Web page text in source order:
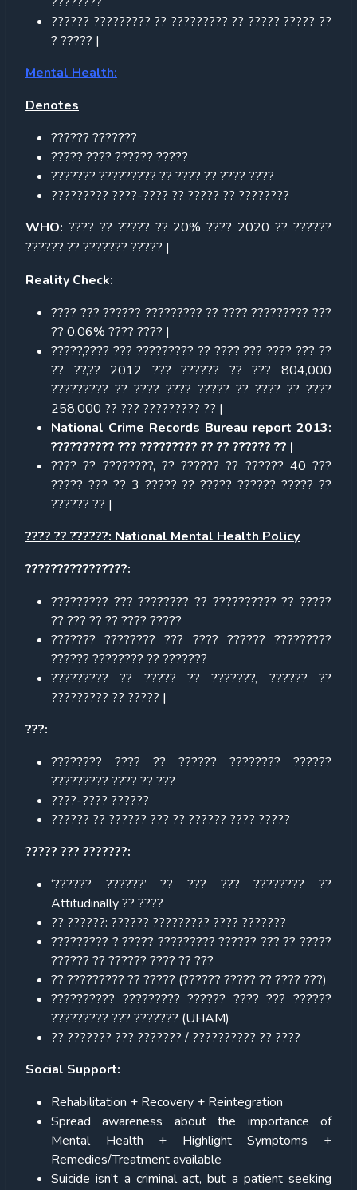
?????? ????????? ?? ????????? ?? ????? ????? ??
? ????? |
Mental Health:
Denotes
?????? ???????
????? ???? ?????? ?????
??????? ????????? ?? ???? ?? ???? ????
????????? ????-???? ?? ????? ?? ????????
WHO: ???? ?? ????? ?? 20% ???? 2020 ?? ??????
?????? ?? ??????? ????? |
Reality Check:
???? ??? ?????? ????????? ?? ???? ????????? ???
?? 0.06% ???? ???? |
?????,???? ??? ????????? ?? ???? ??? ???? ??? ??
?? ??,?? 2012 ??? ?????? ?? ??? 804,000
????????? ?? ???? ???? ????? ?? ???? ?? ????
258,000 ?? ??? ????????? ?? |
National Crime Records Bureau report 2013:
?????????? ??? ????????? ?? ?? ?????? ?? |
???? ?? ????????, ?? ?????? ?? ?????? 40 ???
????? ??? ?? 3 ????? ?? ????? ?????? ????? ??
?????? ?? |
???? ?? ??????: National Mental Health Policy
????????????????:
????????? ??? ???????? ?? ?????????? ?? ?????
?? ??? ?? ?? ???? ?????
??????? ???????? ??? ???? ?????? ?????????
?????? ???????? ?? ???????
????????? ?? ????? ?? ???????, ?????? ??
????????? ?? ????? |
???:
???????? ???? ?? ?????? ???????? ??????
????????? ???? ?? ???
????-???? ??????
?????? ?? ?????? ??? ?? ?????? ???? ?????
????? ??? ???????:
‘?????? ??????’ ?? ??? ??? ???????? ??
Attitudinally ?? ????
?? ??????: ?????? ????????? ???? ???????
????????? ? ????? ????????? ?????? ??? ?? ?????
?????? ?? ?????? ???? ?? ???
?? ????????? ?? ????? (?????? ????? ?? ???? ???)
?????????? ????????? ?????? ???? ??? ??????
????????? ??? ??????? (UHAM)
?? ??????? ??? ??????? / ?????????? ?? ????
Social Support:
Rehabilitation + Recovery + Reintegration
Spread awareness about the importance of
Mental Health + Highlight Symptoms +
Remedies/Treatment available
Suicide isn’t a criminal act, but a patient seeking